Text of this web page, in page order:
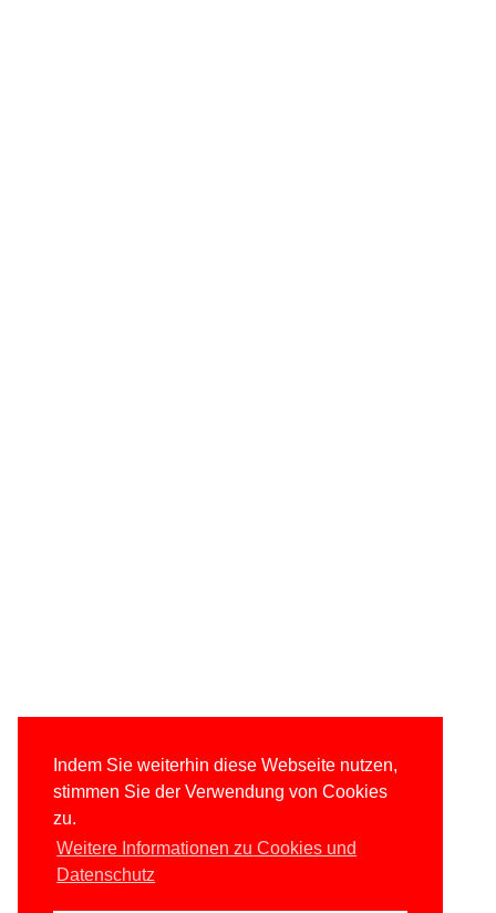
Indem Sie weiterhin diese Webseite nutzen,
stimmen Sie der Verwendung von Cookies
zu.
Weitere Informationen zu Cookies und
Datenschutz